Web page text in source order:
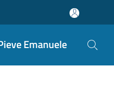
Emanuele